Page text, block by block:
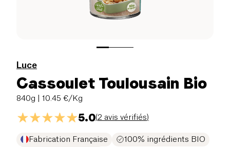
Luce
Cassoulet Toulousain Bio
840g | 10.45 €/Kg
5.0(2 avis vérifiés)
Fabrication Française
100% ingrédients BIO